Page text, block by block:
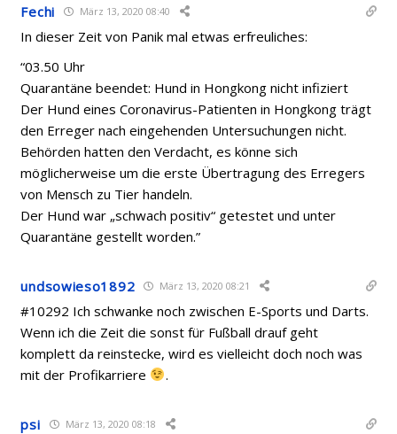
Fechi März 13, 2020 08:40
In dieser Zeit von Panik mal etwas erfreuliches:
“03.50 Uhr
Quarantäne beendet: Hund in Hongkong nicht infiziert
Der Hund eines Coronavirus-Patienten in Hongkong trägt
den Erreger nach eingehenden Untersuchungen nicht.
Behörden hatten den Verdacht, es könne sich
möglicherweise um die erste Übertragung des Erregers
von Mensch zu Tier handeln.
Der Hund war „schwach positiv“ getestet und unter
Quarantäne gestellt worden.”
undsowieso1892 März 13, 2020 08:21
#10292 Ich schwanke noch zwischen E-Sports und Darts.
Wenn ich die Zeit die sonst für Fußball drauf geht
komplett da reinstecke, wird es vielleicht doch noch was
mit der Profikarriere
.
psi März 13, 2020 08:18